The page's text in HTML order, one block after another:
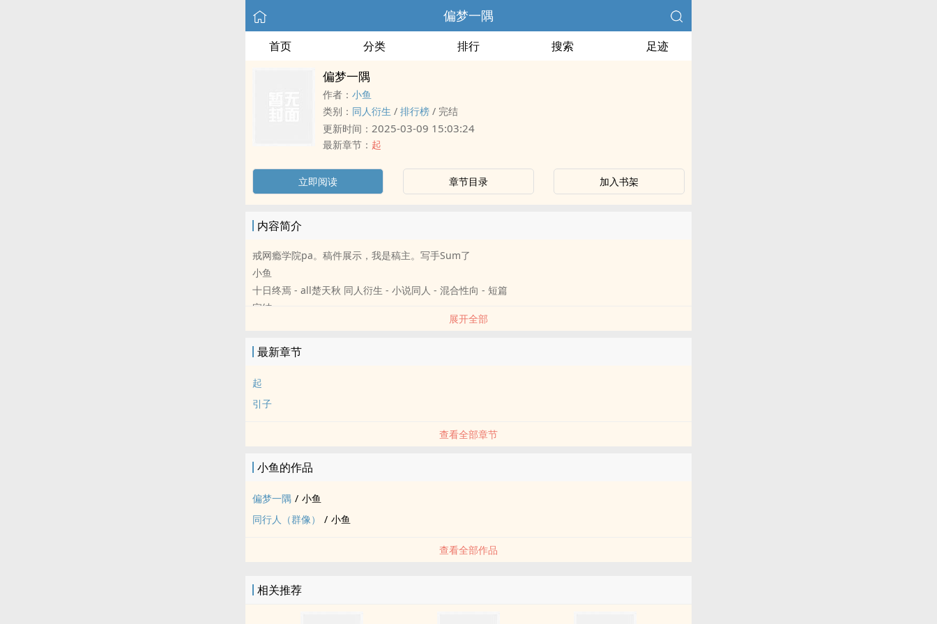
偏梦一隅
首页 分类 排行 搜索 足迹
偏梦一隅
作者： 小鱼
类别： ‌‎同‌‍人‎衍生 / 排行榜 / 完结
更新时间： 2025-03-09 15:03:24
最新章节： 起
立即阅读 章节目录 加入书架
内容简介
戒网瘾学院pa。稿件展示，我是稿主。写手Sum了
小鱼
十日终焉 - all楚天秋 ‌‎同‌‍人‎衍生 - 小说‌‎同‌‍人‎ - 混合性向 - 短篇
完结
展开全部
最新章节
起
引子
查看全部章节
小鱼的作品
偏梦一隅 / 小鱼
同行人（群像）
/ 小鱼
查看全部作品
相关推荐